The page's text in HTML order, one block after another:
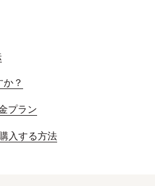
？
プラン
入する方法